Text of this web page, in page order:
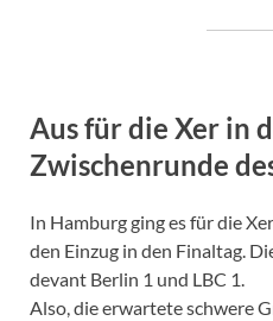
Aus für die Xer in
Zwischenrunde
In Hamburg ging es für die
den Einzug in den Finaltag.
devant Berlin 1 und LBC 1.
Also, die erwartete schwere